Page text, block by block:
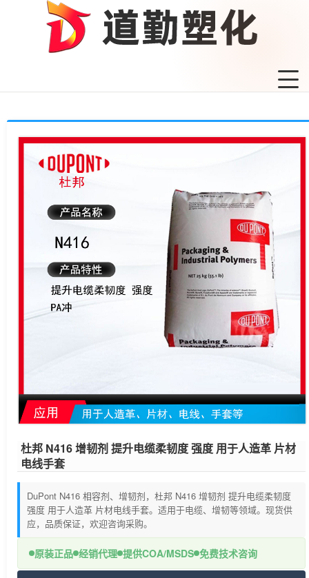
杜邦 N416 增韧剂 提升电缆柔韧度 强度 用于人造革 片材
电线手套
DuPont N416 相容剂、增韧剂，杜邦 N416 增韧剂 提升电缆柔韧度
强度 用于人造革 片材电线手套。适用于电缆、增韧等领域。现货供
应，品质保证，欢迎咨询采购。
原装正品 经销代理 提供COA/MSDS 免费技术咨询